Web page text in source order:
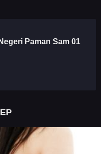
Paman Sam 01